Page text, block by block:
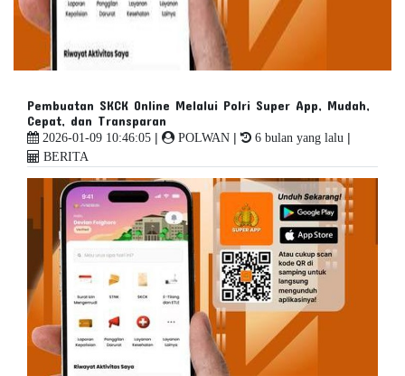
Pembuatan SKCK Online Melalui Polri Super App, Mudah,
Cepat, dan Transparan
2026-01-09 10:46:05 | POLWAN | 6 bulan yang lalu |
BERITA